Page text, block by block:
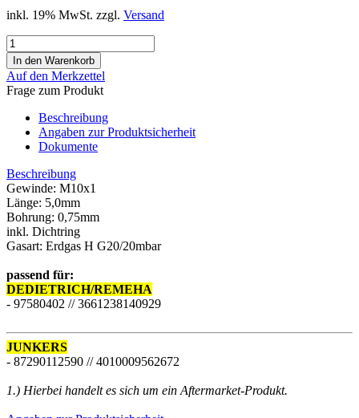
inkl. 19% MwSt. zzgl. Versand
Auf den Merkzettel
Frage zum Produkt
Beschreibung
Angaben zur Produktsicherheit
Dokumente
Beschreibung
Gewinde: M10x1
Länge: 5,0mm
Bohrung: 0,75mm
inkl. Dichtring
Gasart: Erdgas H G20/20mbar
passend für:
DEDIETRICH/REMEHA
- 97580402 // 3661238140929
JUNKERS
- 87290112590 // 4010009562672
1.) Hierbei handelt es sich um ein Aftermarket-Produkt.